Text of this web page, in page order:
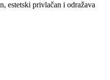
estetski privlačan i odražava